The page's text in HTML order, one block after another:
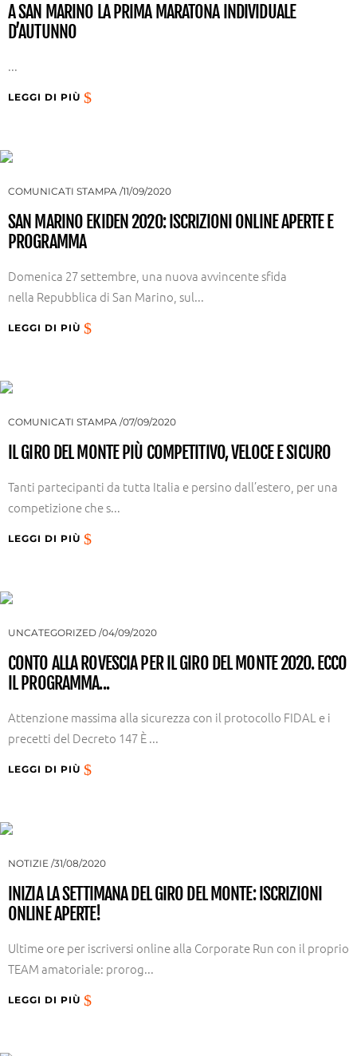
A SAN MARINO LA PRIMA MARATONA INDIVIDUALE
D’AUTUNNO
...
LEGGI DI PIÙ
COMUNICATI STAMPA 11/09/2020
SAN MARINO EKIDEN 2020: ISCRIZIONI ONLINE APERTE E
PROGRAMMA
Domenica 27 settembre, una nuova avvincente sfida
nella Repubblica di San Marino, sul...
LEGGI DI PIÙ
COMUNICATI STAMPA 07/09/2020
IL GIRO DEL MONTE PIÙ COMPETITIVO, VELOCE E SICURO
Tanti partecipanti da tutta Italia e persino dall’estero, per una
competizione che s...
LEGGI DI PIÙ
UNCATEGORIZED 04/09/2020
CONTO ALLA ROVESCIA PER IL GIRO DEL MONTE 2020. ECCO
IL PROGRAMMA...
Attenzione massima alla sicurezza con il protocollo FIDAL e i
precetti del Decreto 147 È ...
LEGGI DI PIÙ
NOTIZIE 31/08/2020
INIZIA LA SETTIMANA DEL GIRO DEL MONTE: ISCRIZIONI
ONLINE APERTE!
Ultime ore per iscriversi online alla Corporate Run con il proprio
TEAM amatoriale: prorog...
LEGGI DI PIÙ